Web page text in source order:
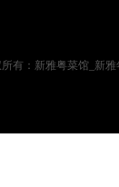
所有：新雅粤菜馆_新